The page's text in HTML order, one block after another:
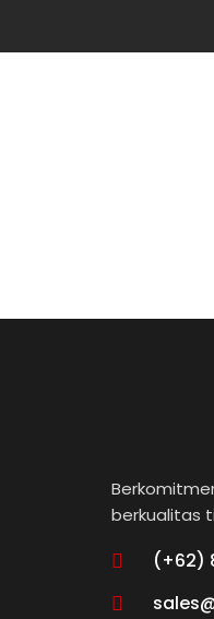
berkualitas
(+62)